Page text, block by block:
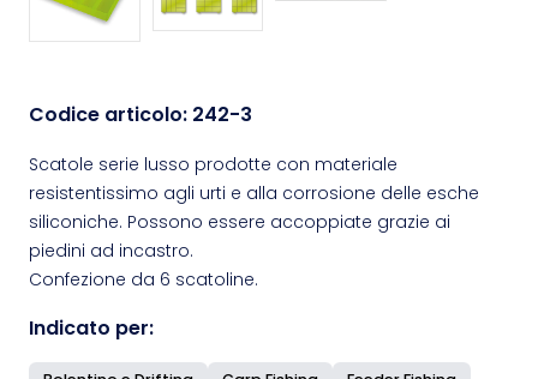
Codice articolo: 242-3
Scatole serie lusso prodotte con materiale
resistentissimo agli urti e alla corrosione delle esche
siliconiche. Possono essere accoppiate grazie ai
piedini ad incastro.
Confezione da 6 scatoline.
Indicato per: